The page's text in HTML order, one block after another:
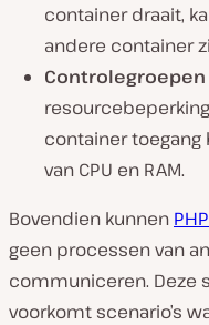
container draait,
andere container
Controlegroepen
container
van CPU en RAM.
Bovendien kunnen
geen processen van
communiceren. Deze
voorkomt scenario’s